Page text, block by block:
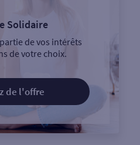
Solidaire
de vos intérêts
de votre choix.
de l'offre